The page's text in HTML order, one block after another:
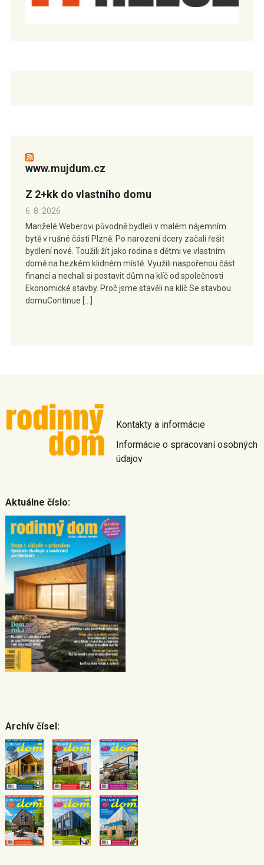
www.mujdum.cz
Z 2+kk do vlastního domu
6. 8. 2026
Manželé Weberovi původně bydleli v malém nájemním
bytě v rušné části Plzně. Po narození dcery začali řešit
bydlení nové. Toužili žít jako rodina s dětmi ve vlastním
domě na hezkém klidném místě. Využili naspořenou část
financí a nechali si postavit dům na klíč od společnosti
Ekonomické stavby. Proč jsme stavěli na klíč Se stavbou
domuContinue […]
Kontakty a informácie
Informácie o spracovaní osobných
údajov
Aktuálne číslo:
Archív čísel: